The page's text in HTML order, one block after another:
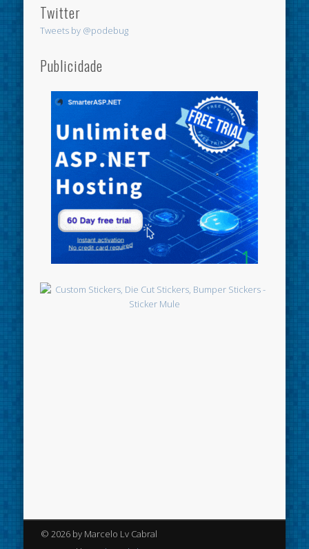
Twitter
Tweets by @podebug
Publicidade
© 2026 by Marcelo Lv Cabral